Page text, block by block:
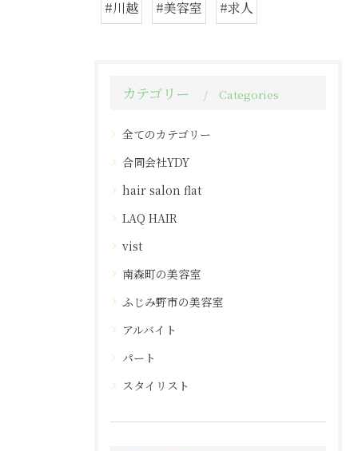
#川越 #美容室 #求人
カテゴリー Categories
全てのカテゴリー
合同会社YDY
hair salon flat
LAQ HAIR
vist
南森町の美容室
ふじみ野市の美容室
アルバイト
パート
スタイリスト